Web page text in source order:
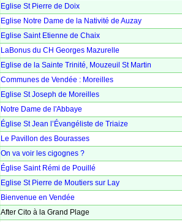
Eglise St Pierre de Doix
Eglise Notre Dame de la Nativité de Auzay
Eglise Saint Etienne de Chaix
LaBonus du CH Georges Mazurelle
Eglise de la Sainte Trinité, Mouzeuil St Martin
Communes de Vendée : Moreilles
Eglise St Joseph de Moreilles
Notre Dame de l'Abbaye
Église St Jean l’Évangéliste de Triaize
Le Pavillon des Bourasses
On va voir les cigognes ?
Église Saint Rémi de Pouillé
Eglise St Pierre de Moutiers sur Lay
Bienvenue en Vendée
After Cito à la Grand Plage